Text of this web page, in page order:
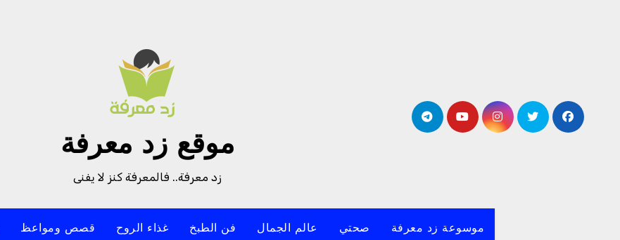
موقع زد معرفة
زد معرفة.. فالمعرفة كنز لا يفنى
موسوعة زد معرفة صحتي عالم الجمال فن الطبخ غذاء الروح قصص ومواعظ